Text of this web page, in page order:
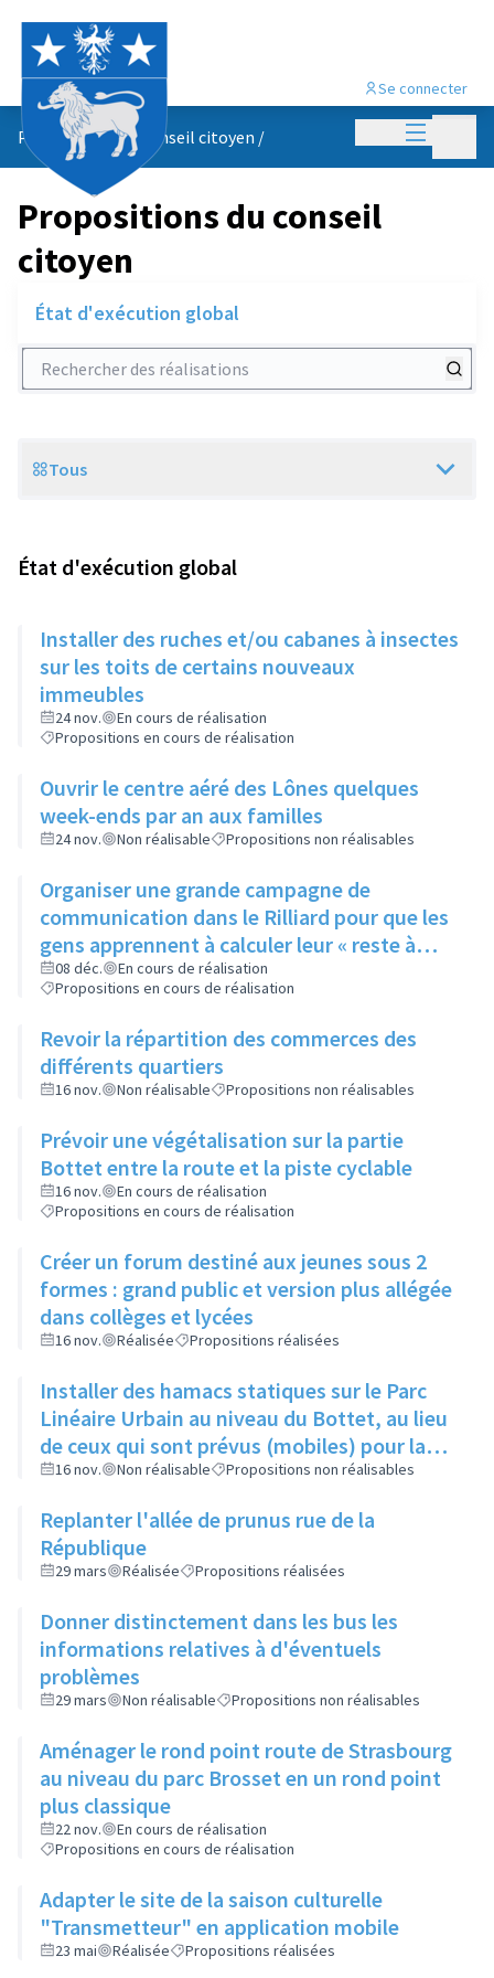
Menu
Se connecter
Propositions du conseil citoyen /
Propositions du conseil
citoyen
État d'exécution global
Rechercher des réalisations
Scope
Tous
État d'exécution global
Installer des ruches et/ou cabanes à insectes
sur les toits de certains nouveaux
immeubles
24 nov.
En cours de réalisation
Propositions en cours de réalisation
Ouvrir le centre aéré des Lônes quelques
week-ends par an aux familles
24 nov. Non réalisable Propositions non réalisables
Organiser une grande campagne de
communication dans le Rilliard pour que les
gens apprennent à calculer leur « reste à
vivre »
08 déc.
En cours de réalisation
Propositions en cours de réalisation
Revoir la répartition des commerces des
différents quartiers
16 nov. Non réalisable Propositions non réalisables
Prévoir une végétalisation sur la partie
Bottet entre la route et la piste cyclable
16 nov.
En cours de réalisation
Propositions en cours de réalisation
Créer un forum destiné aux jeunes sous 2
formes : grand public et version plus allégée
dans collèges et lycées
16 nov. Réalisée Propositions réalisées
Installer des hamacs statiques sur le Parc
Linéaire Urbain au niveau du Bottet, au lieu
de ceux qui sont prévus (mobiles) pour la
limiter la dangerosité
16 nov. Non réalisable Propositions non réalisables
Replanter l'allée de prunus rue de la
République
29 mars Réalisée Propositions réalisées
Donner distinctement dans les bus les
informations relatives à d'éventuels
problèmes
29 mars Non réalisable Propositions non réalisables
Aménager le rond point route de Strasbourg
au niveau du parc Brosset en un rond point
plus classique
22 nov.
En cours de réalisation
Propositions en cours de réalisation
Adapter le site de la saison culturelle
"Transmetteur" en application mobile
23 mai Réalisée Propositions réalisées